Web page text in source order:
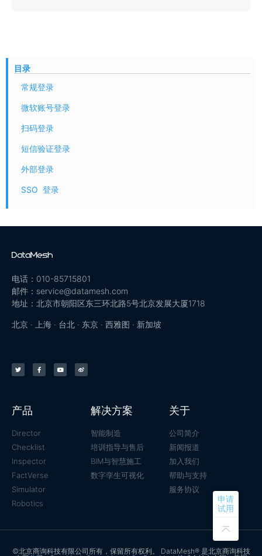
申请
试用
目录
常规登录
微软账号登录
扫码登录
短信验证登录
外部登录
SSO 登录
电话：010-85715801
邮件：service@datamesh.com
地址：北京市朝阳区东三环北路5号北京发展大厦1718
北京 · 上海 · 台北 · 东京 · 西雅图 · 新加坡
产品
Director
Checklist
Inspector
FactVerse
Simulator
Robotics
解决方案
智能制造
培训指导与售后
BIM与智慧施工
数字孪生可视化
关于
公司简介
新闻报道
加入我们
帮助与支持
服务协议
©北京商询科技有限公司所有，保留所有权利。 DataMesh® 是北京商询科技